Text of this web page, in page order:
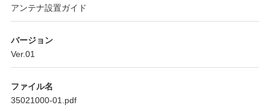
アンテナ設置ガイド
バージョン
Ver.01
ファイル名
35021000-01.pdf